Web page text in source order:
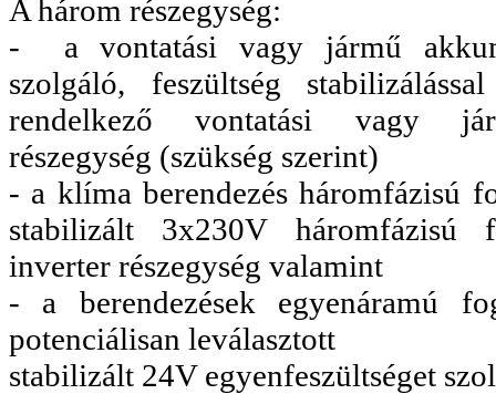
A három részegység:
- a vontatási vagy jármű
szolgáló, feszültség
rendelkező vontatási vagy
részegység (szükség szerint)
- a klíma berendezés háromfázisú
stabilizált 3x230V háromfázisú
inverter részegység valamint
- a berendezések egyenáramú
potenciálisan leválasztott
stabilizált 24V egyenfeszültséget